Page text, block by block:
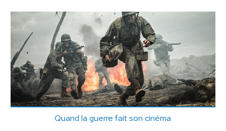
Quand la guerre fait son cinéma